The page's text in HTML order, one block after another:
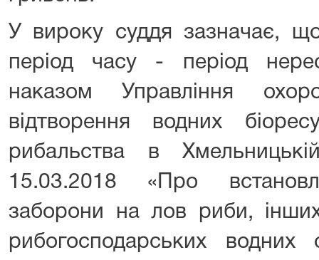
У вироку суддя зазначає,
період часу - період
наказом Управління
відтворення водних
рибальства в
15.03.2018 «Про
заборони на лов риби,
рибогосподарських водних